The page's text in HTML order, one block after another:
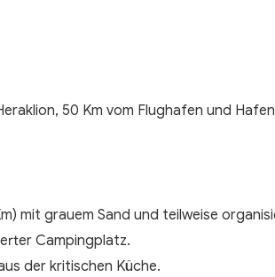
50 Km vom Flughafen und
mit grauem Sand und teilweise
Campingplatz.
der kritischen Küche.